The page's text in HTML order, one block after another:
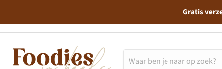
Gratis